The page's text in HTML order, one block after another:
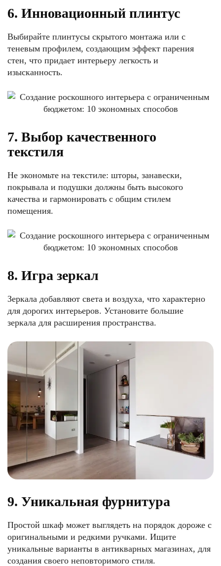
6. Инновационный плинтус
Выбирайте плинтусы скрытого монтажа или с
теневым профилем, создающим эффект парения
стен, что придает интерьеру легкость и
изысканность.
7. Выбор качественного
текстиля
Не экономьте на текстиле: шторы, занавески,
покрывала и подушки должны быть высокого
качества и гармонировать с общим стилем
помещения.
8. Игра зеркал
Зеркала добавляют света и воздуха, что характерно
для дорогих интерьеров. Установите большие
зеркала для расширения пространства.
9. Уникальная фурнитура
Простой шкаф может выглядеть на порядок дороже с
оригинальными и редкими ручками. Ищите
уникальные варианты в антикварных магазинах, для
создания своего неповторимого стиля.